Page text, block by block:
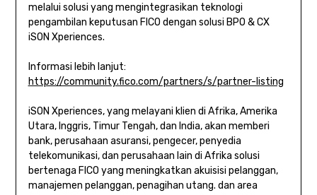
melalui solusi yang mengintegrasikan teknologi
pengambilan keputusan FICO dengan solusi BPO & CX
iSON Xperiences.
Informasi lebih lanjut:
https://community.fico.com/partners/s/partner-listing
iSON Xperiences, yang melayani klien di Afrika, Amerika
Utara, Inggris, Timur Tengah, dan India, akan memberi
bank, perusahaan asuransi, pengecer, penyedia
telekomunikasi, dan perusahaan lain di Afrika solusi
bertenaga FICO yang meningkatkan akuisisi pelanggan,
manajemen pelanggan, penagihan utang. dan area